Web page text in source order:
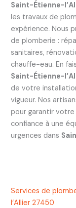
Saint-Étienne-
les travaux de
expérience. Nous
de plomberie :
sanitaires,
chauffe-eau. En
Saint-Étienne-
de votre
vigueur. Nos
pour garantir
confiance à une
urgences dans
Services de
l’Allier 27450